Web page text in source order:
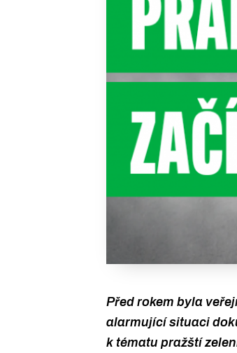
Před rokem byla
alarmující situaci
k tématu pražští